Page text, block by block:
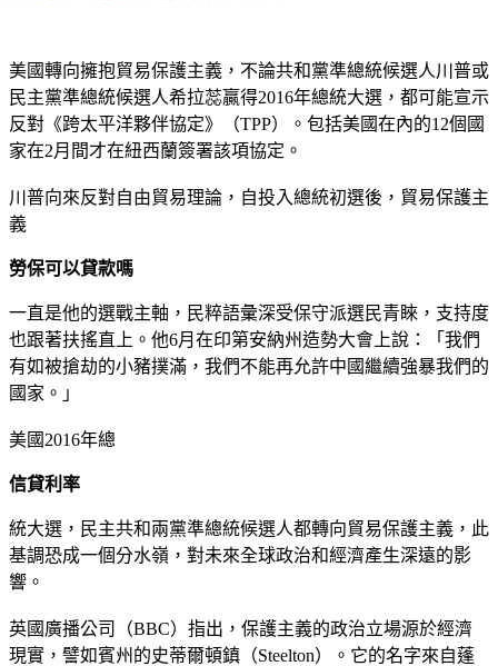
美國轉向擁抱貿易保護主義，不論共和黨準總統候選人川普或
民主黨準總統候選人希拉蕊贏得2016年總統大選，都可能宣示
反對《跨太平洋夥伴協定》（TPP）。包括美國在內的12個國
家在2月間才在紐西蘭簽署該項協定。
川普向來反對自由貿易理論，自投入總統初選後，貿易保護主
義
勞保可以貸款嗎
一直是他的選戰主軸，民粹語彙深受保守派選民青睞，支持度
也跟著扶搖直上。他6月在印第安納州造勢大會上說：「我們
有如被搶劫的小豬撲滿，我們不能再允許中國繼續強暴我們的
國家。」
美國2016年總
信貸利率
統大選，民主共和兩黨準總統候選人都轉向貿易保護主義，此
基調恐成一個分水嶺，對未來全球政治和經濟產生深遠的影
響。
英國廣播公司（BBC）指出，保護主義的政治立場源於經濟
現實，譬如賓州的史蒂爾頓鎮（Steelton）。它的名字來自蓬